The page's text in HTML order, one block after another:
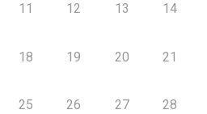
11 12 13 14
18 19 20 21
25 26 27 28